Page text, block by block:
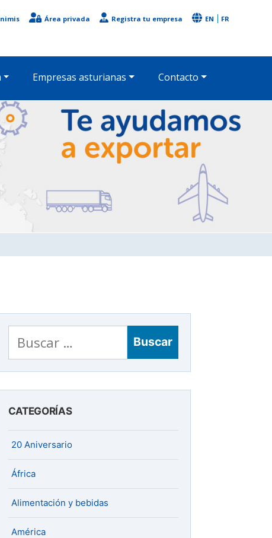
Área privada Registra tu empresa EN FR
Empresas asturianas Contacto
Buscar:
CATEGORÍAS
20 Aniversario
África
Alimentación y bebidas
América